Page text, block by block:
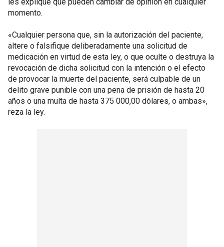
momento.
«Cualquier persona que, sin la autorización del paciente,
altere o falsifique deliberadamente una solicitud de
medicación en virtud de esta ley, o que oculte o destruya la
revocación de dicha solicitud con la intención o el efecto
de provocar la muerte del paciente, será culpable de un
delito grave punible con una pena de prisión de hasta 20
años o una multa de hasta 375 000,00 dólares, o ambas»,
reza la ley.